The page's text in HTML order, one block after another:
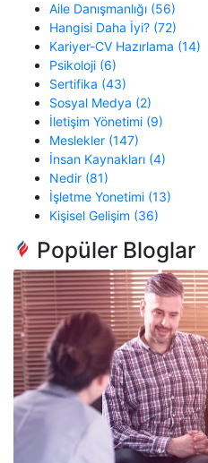
Aile Danışmanlığı (56)
Hangisi Daha İyi? (72)
Kariyer-CV Hazırlama (14)
Psikoloji (6)
Sertifika (43)
Sosyal Medya (2)
İletişim Yönetimi (9)
Meslekler (147)
İnsan Kaynakları (4)
Nedir (81)
İşletme Yonetimi (13)
Kişisel Gelişim (36)
Popüler Bloglar